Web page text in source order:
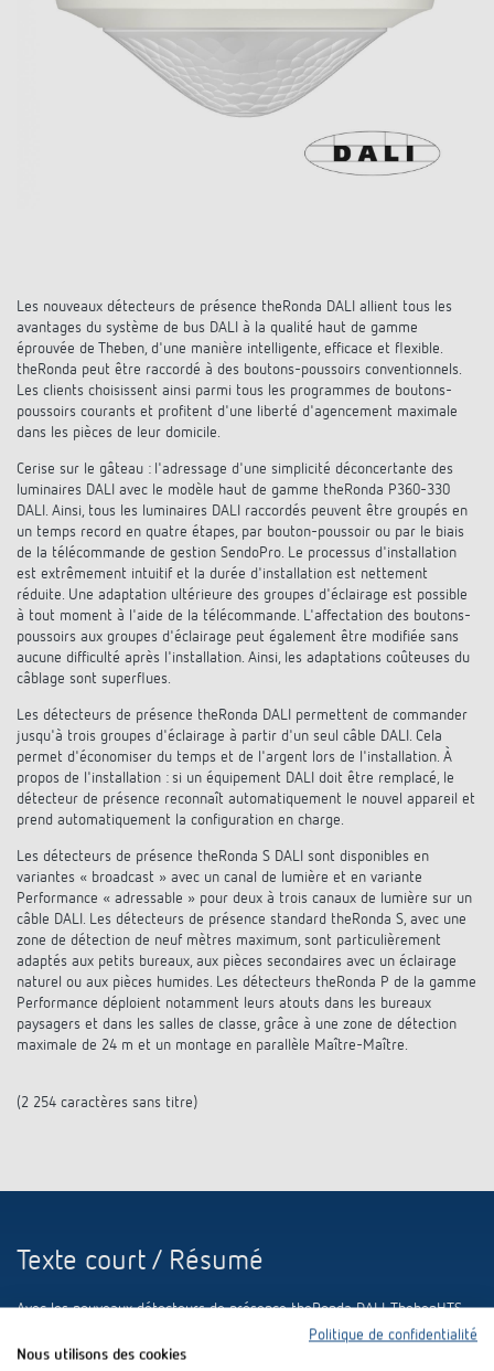
Accessoires
LUXORliving
Détecteurs de présence et de mouvement
Commutation et variation fiables des LED
Régulation de la température
Références
Télérupteur impulsionnel OKTO de Theben
Séminaires
Communiqué de presse
Coopérations
Demande
Distribution dans le monde
Médiathèque
Les nouveaux détecteurs de présence theRonda DALI allient tous les
avantages du système de bus DALI à la qualité haut de gamme
éprouvée de Theben, d'une manière intelligente, efficace et flexible.
theRonda peut être raccordé à des boutons-poussoirs conventionnels.
Les clients choisissent ainsi parmi tous les programmes de boutons-
poussoirs courants et profitent d'une liberté d'agencement maximale
dans les pièces de leur domicile.
Cerise sur le gâteau : l'adressage d'une simplicité déconcertante des
luminaires DALI avec le modèle haut de gamme theRonda P360-330
DALI. Ainsi, tous les luminaires DALI raccordés peuvent être groupés en
un temps record en quatre étapes, par bouton-poussoir ou par le biais
de la télécommande de gestion SendoPro. Le processus d'installation
est extrêmement intuitif et la durée d'installation est nettement
réduite. Une adaptation ultérieure des groupes d'éclairage est possible
à tout moment à l'aide de la télécommande. L'affectation des boutons-
poussoirs aux groupes d'éclairage peut également être modifiée sans
aucune difficulté après l'installation. Ainsi, les adaptations coûteuses du
câblage sont superflues.
Les détecteurs de présence theRonda DALI permettent de commander
jusqu'à trois groupes d'éclairage à partir d'un seul câble DALI. Cela
permet d'économiser du temps et de l'argent lors de l'installation. À
propos de l'installation : si un équipement DALI doit être remplacé, le
détecteur de présence reconnaît automatiquement le nouvel appareil et
prend automatiquement la configuration en charge.
Les détecteurs de présence theRonda S DALI sont disponibles en
variantes « broadcast » avec un canal de lumière et en variante
Performance « adressable » pour deux à trois canaux de lumière sur un
câble DALI. Les détecteurs de présence standard theRonda S, avec une
zone de détection de neuf mètres maximum, sont particulièrement
adaptés aux petits bureaux, aux pièces secondaires avec un éclairage
naturel ou aux pièces humides. Les détecteurs theRonda P de la gamme
Performance déploient notamment leurs atouts dans les bureaux
paysagers et dans les salles de classe, grâce à une zone de détection
maximale de 24 m et un montage en parallèle Maître-Maître.
(2 254 caractères sans titre)
Texte court / Résumé
Avec les nouveaux détecteurs de présence theRonda DALI, ThebenHTS
permet la commande intelligente de la lumière à partir du système de
bus DALI. Les détecteurs de présence theRonda DALI peuvent être
Politique de confidentialité
Nous utilisons des cookies